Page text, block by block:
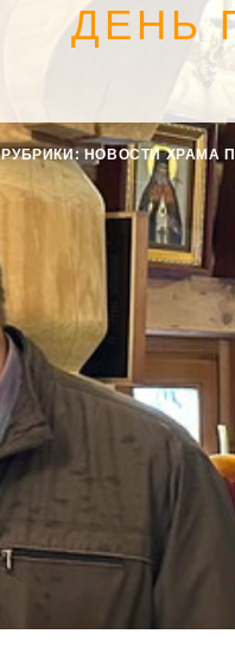
ДЕНЬ
РУБРИКИ:НОВОСТИ ХРАМА